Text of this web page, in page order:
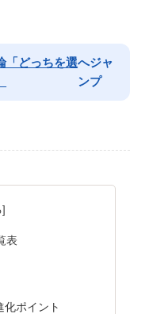
「どっちを選へジャ
ンプ
表
化ポイント